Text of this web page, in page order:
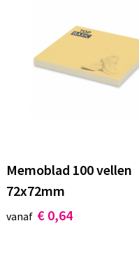
Memoblad 100 vellen
72x72mm
vanaf € 0,64